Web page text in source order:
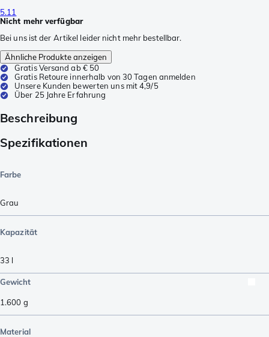
5.11
Nicht mehr verfügbar
Bei uns ist der Artikel leider nicht mehr bestellbar.
Ähnliche Produkte anzeigen
Gratis Versand ab € 50
Gratis Retoure innerhalb von 30 Tagen anmelden
Unsere Kunden bewerten uns mit 4,9/5
Über 25 Jahre Erfahrung
Beschreibung
Spezifikationen
Farbe
Grau
Kapazität
33 l
Gewicht
1.600 g
Material